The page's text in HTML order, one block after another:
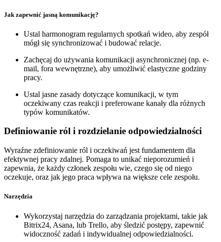
Jak zapewnić jasną komunikację?
Ustal harmonogram regularnych spotkań wideo, aby zespół
mógł się synchronizować i budować relacje.
Zachęcaj do używania komunikacji asynchronicznej (np. e-
mail, fora wewnętrzne), aby umożliwić elastyczne godziny
pracy.
Ustal jasne zasady dotyczące komunikacji, w tym
oczekiwany czas reakcji i preferowane kanały dla różnych
typów komunikatów.
Definiowanie ról i rozdzielanie odpowiedzialności
Wyraźne zdefiniowanie ról i oczekiwań jest fundamentem dla
efektywnej pracy zdalnej. Pomaga to unikać nieporozumień i
zapewnia, że każdy członek zespołu wie, czego się od niego
oczekuje, oraz jak jego praca wpływa na większe cele zespołu.
Narzędzia
Wykorzystaj narzędzia do zarządzania projektami, takie jak
Bitrix24, Asana, lub Trello, aby śledzić postępy, zapewnić
widoczność zadań i indywidualnej odpowiedzialności.